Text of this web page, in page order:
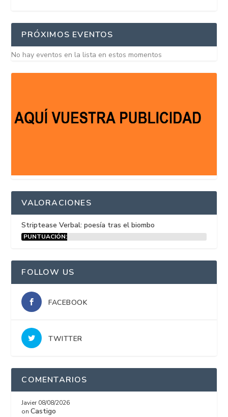
PRÓXIMOS EVENTOS
No hay eventos en la lista en estos momentos
VALORACIONES
Striptease Verbal: poesía tras el biombo
PUNTUACIÓN:
FOLLOW US
FACEBOOK
TWITTER
COMENTARIOS
Javier 08/08/2026
onCastigo